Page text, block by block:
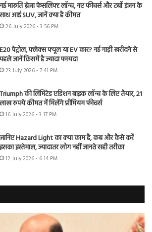
नई मारुति ब्रेजा फेसलिफ्ट लॉन्च, नए फीचर्स और टर्बो इंजन के
साथ आई SUV, जानें क्या है कीमत
26 July 2026 - 3:56 PM
E20 पेट्रोल, फ्लेक्स फ्यूल या EV कार? नई गाड़ी खरीदने से
पहले जानें किसमें है ज्यादा फायदा
23 July 2026 - 7:41 PM
Triumph की लिमिटेड एडिशन बाइक लॉन्च के लिए तैयार, 21
लाख रुपये कीमत में मिलेंगे प्रीमियम फीचर्स
16 July 2026 - 3:17 PM
जानिए Hazard Light का क्या काम है, कब और कैसे करें
इसका इस्तेमाल, ज्यादातर लोग नहीं जानते सही तरीका
12 July 2026 - 6:14 PM